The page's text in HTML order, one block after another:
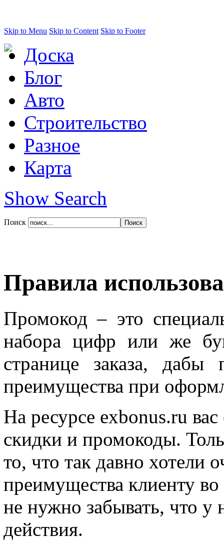
Skip to Menu Skip to Content Skip to Footer
Доска
Блог
Авто
Строительство
Разное
Карта
Show Search
Поиск
Правила
Промокод – это
набора цифр или же
странице заказа,
преимущества при
На ресурсе exbonus.ru
скидки и промокоды.
то, что так давно хотели
преимущества клиенту
не нужно забывать, что у
действия.